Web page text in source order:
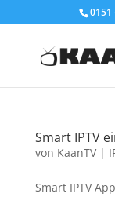
0151
Smart IPTV
von KaanTV|
Smart IPTV